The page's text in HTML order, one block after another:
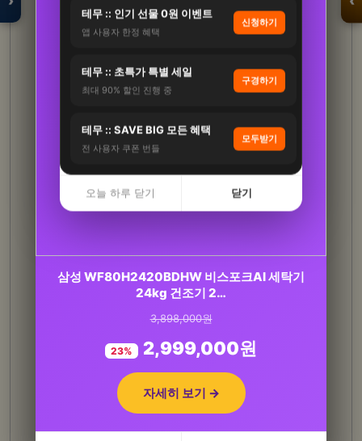
테무 :: 인기 선물 0원 이벤트
앱 사용자 한정 혜택
신청하기
테무 :: 초특가 특별 세일
최대 90% 할인 진행 중
구경하기
테무 :: SAVE BIG 모든 혜택
전 사용자 쿠폰 번들
모두받기
오늘 하루 닫기 닫기
[감사쿠폰 증정] 파이토블락 코엔 삼백초 삼백초
추출물 LHF618 미…
376,000원
37% 236,000원
자세히 보기 →
삼성 WF80H2420BDHW 비스포크AI 세탁기
24kg 건조기 2…
3,898,000원
23% 2,999,000원
자세히 보기 →